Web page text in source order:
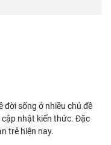
đời sống ở nhiều chủ đề
cập nhật kiến thức. Đặc
trẻ hiện nay.